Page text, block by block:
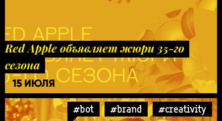
Red Apple объявляет жюри 35-го
сезона
15 ИЮЛЯ
#bot #brand
#creativity